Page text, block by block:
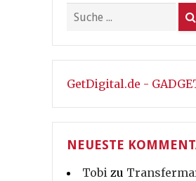
GetDigital.de -
NEUESTE
Tobi zu